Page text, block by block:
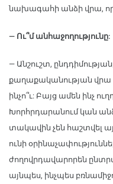
նախագահի անձի վրա,
— Ու՞մ անհաջողությունը:
— Անշուշտ,
քաղաքականության վրա
ինչո՞ւ: Բայց ամեն ինչ
Խորհրդարանում կան
տակավին չեն հաշտվել
ունի
ժողովրդավարորեն
այնպես, ինչպես